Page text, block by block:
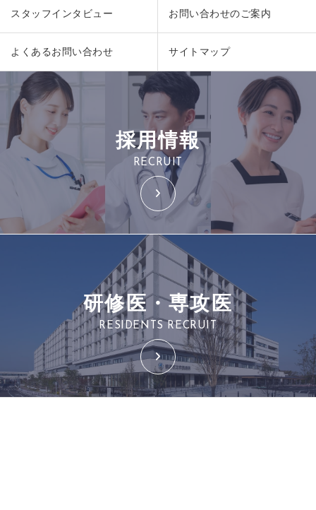
スタッフインタビュー お問い合わせのご案内
よくあるお問い合わせ サイトマップ
採用情報
RECRUIT
研修医・専攻医
RESIDENTS RECRUIT